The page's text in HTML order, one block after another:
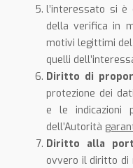
l’interessato si
della verifica in
motivi legittimi
quelli
Diritto di
protezione dei
e le indicazioni
dell’Autorità
Diritto alla
ovvero il diritto